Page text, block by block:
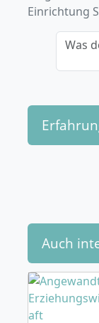
Du
auf den
Wie ist
jährlich
Erstes
Einrichtung
Was
Auch